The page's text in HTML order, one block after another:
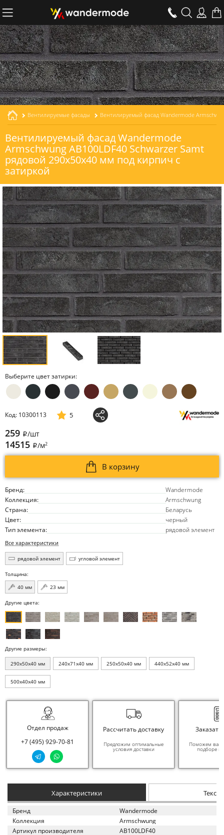
Вентилируемые фасады
Вентилируемый фасад Wandermode
Armschwung AB100LDF40 Schwarzer Samt
рядовой 290x50x40 мм под кирпич с
затиркой
Выберите цвет затирки:
Бренд:
Wandermode
Коллекция:
Armschwung
Страна:
Беларусь
Цвет:
черный
Тип элемента:
рядовой элемент
Все характеристики
рядовой элемент угловой элемент
Толщина:
40 мм
23 мм
Код: 10300113 5
259 i/шт
14515 i/м2
В корзину
Другие цвета:
Другие размеры:
290x50x40 мм 240x71x40 мм 250x50x40 мм 440x52x40 мм
500x40x40 мм
Отдел продаж
+7 (495) 929-70-81
Рассчитать доставку
Предложим оптимальные
условия доставки
Заказать
Поможем вам
подборе
Характеристики
Бренд
Wandermode
Коллекция
Armschwung
Артикул производителя
AB100LDF40